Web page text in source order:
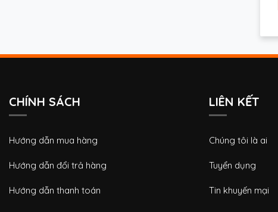
CHÍNH SÁCH
Hướng dẫn mua hàng
Hướng dẫn đổi trả hàng
Hướng dẫn thanh toán
LIÊN KẾT
Chúng tôi là ai
Tuyển dụng
Tin khuyến mại